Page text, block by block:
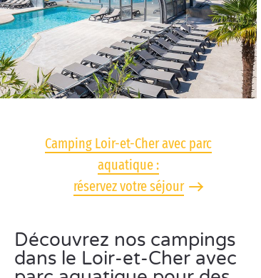
Camping Loir-et-Cher avec parc
aquatique :
réservez votre séjour
Découvrez nos campings
dans le Loir-et-Cher avec